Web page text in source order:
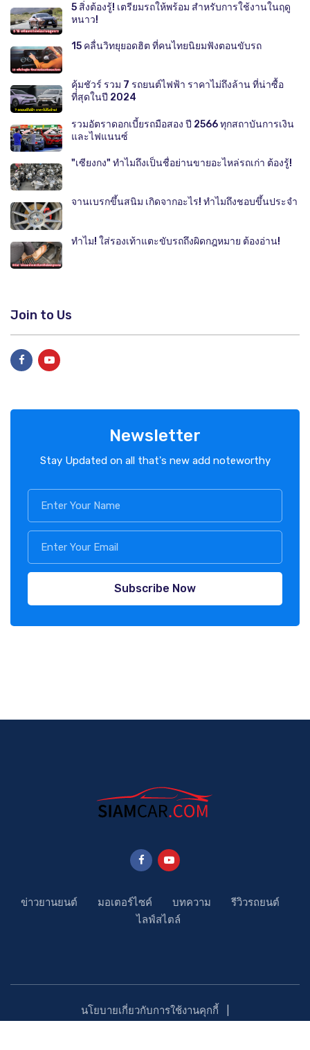
5 สิ่งต้องรู้! เตรียมรถให้พร้อม สำหรับการใช้งานในฤดู
หนาว!
15 คลื่นวิทยุยอดฮิต ที่คนไทยนิยมฟังตอนขับรถ
คุ้มชัวร์ รวม 7 รถยนต์ไฟฟ้า ราคาไม่ถึงล้าน ที่น่าซื้อ
ที่สุดในปี 2024
รวมอัตราดอกเบี้ยรถมือสอง ปี 2566 ทุกสถาบันการเงิน
และไฟแนนซ์
"เซียงกง" ทำไมถึงเป็นชื่อย่านขายอะไหล่รถเก่า ต้องรู้!
จานเบรกขึ้นสนิม เกิดจากอะไร! ทำไมถึงชอบขึ้นประจำ
ทำไม! ใส่รองเท้าแตะขับรถถึงผิดกฎหมาย ต้องอ่าน!
Join to Us
Newsletter
Stay Updated on all that's new add noteworthy
Subscribe Now
ข่าวยานยนต์ มอเตอร์ไซค์ บทความ
รีวิวรถยนต์
ไลฟ์สไตล์
นโยบายเกี่ยวกับการใช้งานคุกกี้